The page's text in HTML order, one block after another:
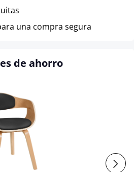
una compra segura
de ahorro